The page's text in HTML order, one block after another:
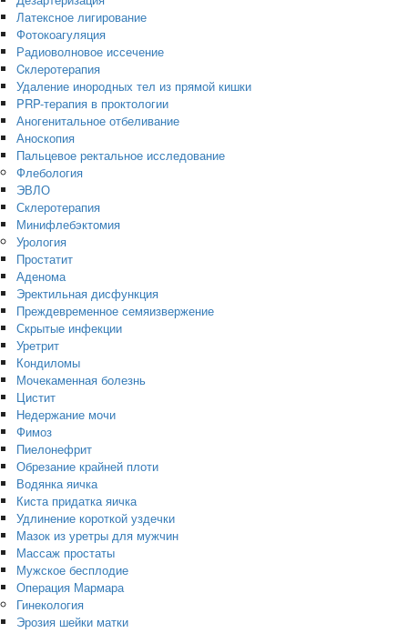
Латексное лигирование
Фотокоагуляция
Радиоволновое иссечение
Cклеротерапия
Удаление инородных тел из прямой кишки
PRP-терапия в проктологии
Аногенитальное отбеливание
Аноскопия
Пальцевое ректальное исследование
Флебология
ЭВЛО
Склеротерапия
Минифлебэктомия
Урология
Простатит
Аденома
Эректильная дисфункция
Преждевременное семяизвержение
Скрытые инфекции
Уретрит
Кондиломы
Мочекаменная болезнь
Цистит
Недержание мочи
Фимоз
Пиелонефрит
Обрезание крайней плоти
Водянка яичка
Киста придатка яичка
Удлинение короткой уздечки
Мазок из уретры для мужчин
Массаж простаты
Мужское бесплодие
Операция Мармара
Гинекология
Эрозия шейки матки